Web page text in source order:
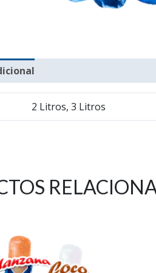
2 Litros, 3 Litros